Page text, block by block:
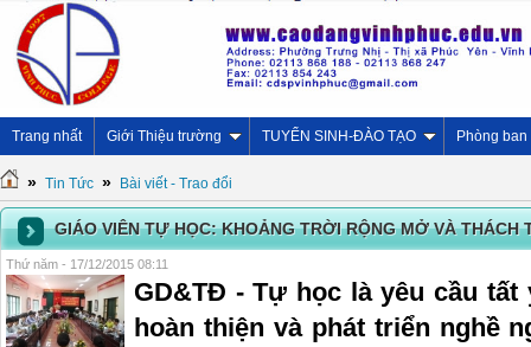
Trang nhất Giới Thiệu trường TUYỂN SINH-ĐÀO TẠO Phòng ban
» Tin Tức » Bài viết - Trao đổi
GIÁO VIÊN TỰ HỌC: KHOẢNG TRỜI RỘNG MỞ VÀ THÁCH
Thứ năm - 17/12/2015 08:11
GD&TĐ - Tự học là yêu cầu tất
hoàn thiện và phát triển nghề